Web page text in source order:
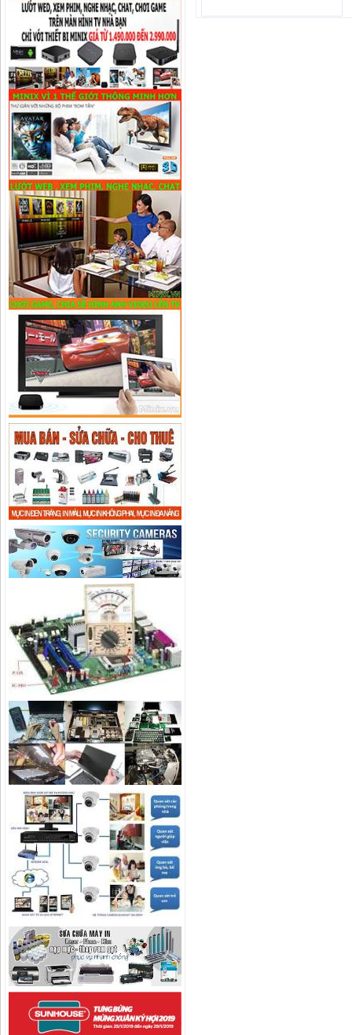
Camera IP Wifi 4.0MP IPC-G42P-
IMOU
Liên hệ
Camera IP Wifi 2.0MP IPC-G22P-
IMOU
Liên hệ
Camera IP Wifi 2.0MP IPC-
C22EP-IMOU giá rẻ, chính hãng
Liên hệ